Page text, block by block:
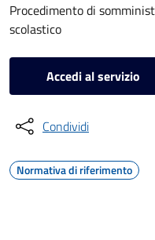
Procedimento di
scolastico
Accedi al servizio
Condividi
Normativa di riferimento